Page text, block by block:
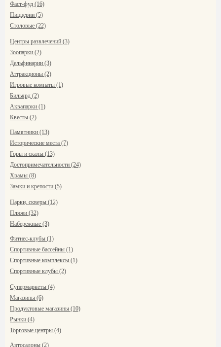
Фаст-фуд (16)
Пиццерии (5)
Столовые (22)
Центры развлечений (3)
Зоопарки (2)
Дельфинарии (3)
Аттракционы (2)
Игровые комнаты (1)
Бильярд (2)
Аквапарки (1)
Квесты (2)
Памятники (13)
Исторические места (7)
Горы и скалы (13)
Достопримечательности (24)
Храмы (8)
Замки и крепости (5)
Парки, скверы (12)
Пляжи (32)
Набережные (3)
Фитнес-клубы (1)
Спортивные бассейны (1)
Спортивные комплексы (1)
Спортивные клубы (2)
Супермаркеты (4)
Магазины (6)
Продуктовые магазины (10)
Рынки (4)
Торговые центры (4)
Автосалоны (2)